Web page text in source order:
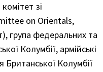
зі
on Orientals,
група федеральних та
Колумбії, армійські
Британської Колумбії